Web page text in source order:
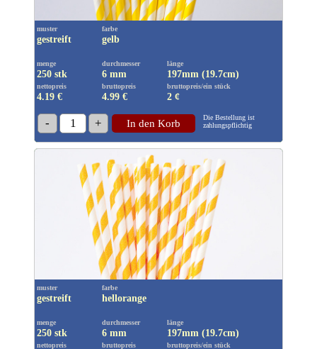
muster
gestreift
farbe
gelb
menge
250 stk
durchmesser
6 mm
länge
197mm (19.7cm)
nettopreis
4.19 €
bruttopreis
4.99 €
bruttopreis/ein stück
2 ¢
- 1 + In den Korb
Die Bestellung ist
zahlungspflichtig
muster
gestreift
farbe
hellorange
menge
250 stk
durchmesser
6 mm
länge
197mm (19.7cm)
nettopreis bruttopreis bruttopreis/ein stück